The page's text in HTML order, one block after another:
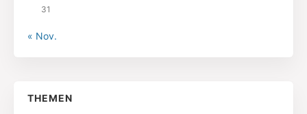
31
« Nov.
THEMEN